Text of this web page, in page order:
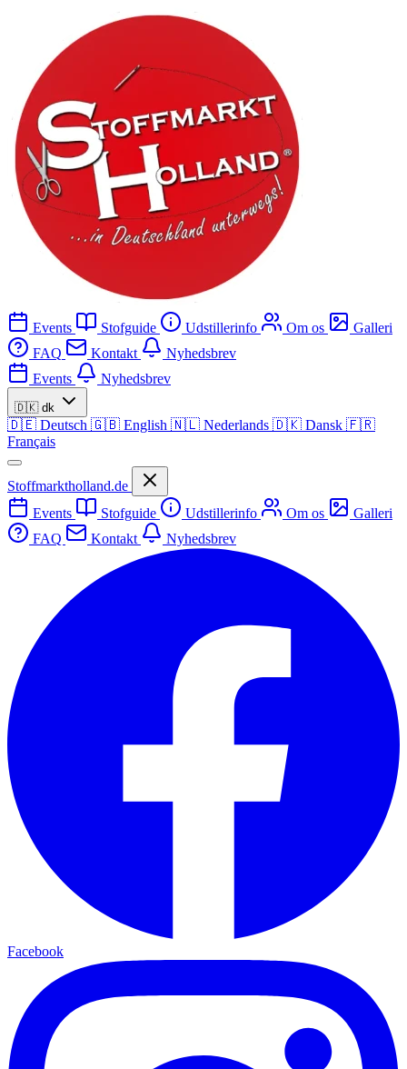
Events Stofguide Udstillerinfo Om os
Galleri
FAQ
Kontakt
Nyhedsbrev
Events
Nyhedsbrev
🇩🇰 dk
🇩🇪 Deutsch 🇬🇧 English 🇳🇱 Nederlands 🇩🇰 Dansk 🇫🇷
Français
Stoffmarktholland.de
Events
Stofguide Udstillerinfo Om os
Galleri
FAQ
Kontakt Nyhedsbrev
Facebook